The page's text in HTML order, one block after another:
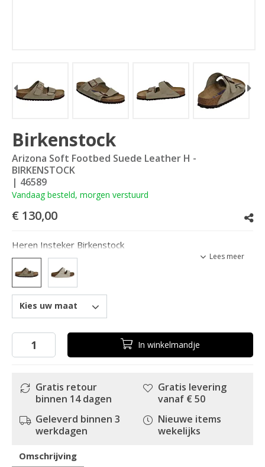
Birkenstock
Arizona Soft Footbed Suede Leather H -
BIRKENSTOCK
| 46589
Vandaag besteld, morgen verstuurd
€ 130,00
Heren Insteker Birkenstock
Lees meer
Kies uw maat
In winkelmandje
Gratis retour
binnen 14 dagen
Geleverd binnen 3
werkdagen
Gratis levering
vanaf € 50
Nieuwe items
wekelijks
Omschrijving